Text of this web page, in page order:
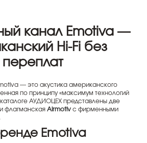
канал Emotiva —
Hi-Fi без
переплат
— это акустика американского
по принципу «максимум технологий
каталоге АУДИОЦЕХ представлены две
флагманская Airmotiv с фирменными
Emotiva